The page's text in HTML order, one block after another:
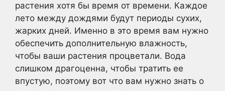
растения хотя бы время от времени. Каждое
лето между дождями будут периоды сухих,
жарких дней. Именно в это время вам нужно
обеспечить дополнительную влажность,
чтобы ваши растения процветали. Вода
слишком драгоценна, чтобы тратить ее
впустую, поэтому вот что вам нужно знать о